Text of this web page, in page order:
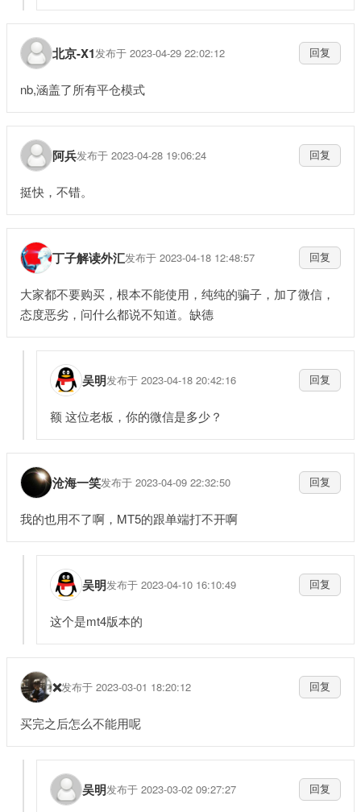
北京-X1发布于 2023-04-29 22:02:12 回复
nb,涵盖了所有平仓模式
阿兵发布于 2023-04-28 19:06:24 回复
挺快，不错。
丁子解读外汇发布于 2023-04-18 12:48:57 回复
大家都不要购买，根本不能使用，纯纯的骗子，加了微信，
态度恶劣，问什么都说不知道。缺德
吴明发布于 2023-04-18 20:42:16 回复
额 这位老板，你的微信是多少？
沧海一笑发布于 2023-04-09 22:32:50 回复
我的也用不了啊，MT5的跟单端打不开啊
吴明发布于 2023-04-10 16:10:49 回复
这个是mt4版本的
❌发布于 2023-03-01 18:20:12 回复
买完之后怎么不能用呢
吴明发布于 2023-03-02 09:27:27 回复